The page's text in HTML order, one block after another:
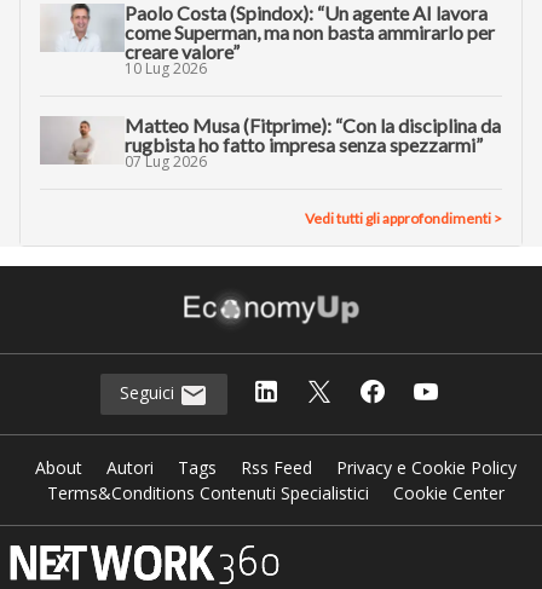
Paolo Costa (Spindox): “Un agente AI lavora
come Superman, ma non basta ammirarlo per
creare valore”
10 Lug 2026
Matteo Musa (Fitprime): “Con la disciplina da
rugbista ho fatto impresa senza spezzarmi”
07 Lug 2026
Vedi tutti gli approfondimenti >
Seguici
About Autori Tags Rss Feed
Privacy e Cookie Policy
Terms&Conditions Contenuti Specialistici
Cookie Center